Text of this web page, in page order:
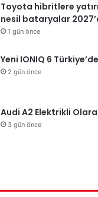
Toyota hibritlere
nesil bataryalar
1 gün önce
Yeni IONIQ 6 Türkiye’de
2 gün önce
Audi A2 Elektrikli
3 gün önce